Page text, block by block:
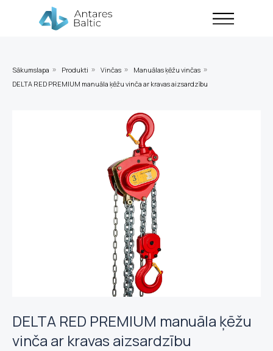
Sākumslapa » Produkti » Vinčas » Manuālas ķēžu vinčas »
DELTA RED PREMIUM manuāla ķēžu vinča ar kravas aizsardzību
DELTA RED PREMIUM manuāla ķēžu
vinča ar kravas aizsardzību